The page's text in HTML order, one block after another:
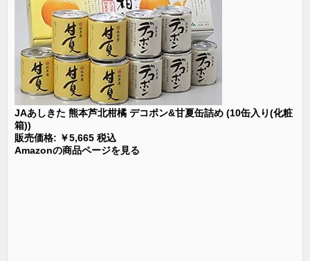
JAあしきた 熊本芦北柑橘 デコポン&甘夏缶詰め (10缶入り(化粧
箱))
販売価格: ￥5,665 税込
Amazonの商品ページを見る